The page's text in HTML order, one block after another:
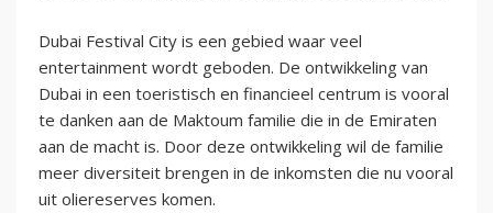
Dubai Festival City is een gebied waar veel
entertainment wordt geboden. De ontwikkeling van
Dubai in een toeristisch en financieel centrum is vooral
te danken aan de Maktoum familie die in de Emiraten
aan de macht is. Door deze ontwikkeling wil de familie
meer diversiteit brengen in de inkomsten die nu vooral
uit oliereserves komen.